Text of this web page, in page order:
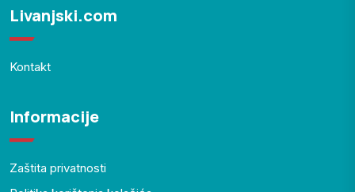
Livanjski.com
Kontakt
Informacije
Zaštita privatnosti